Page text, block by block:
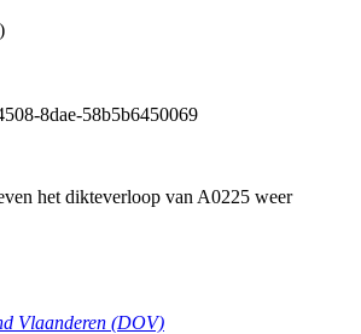
8dae-58b5b6450069
het dikteverloop van A0225 weer
Vlaanderen (DOV)